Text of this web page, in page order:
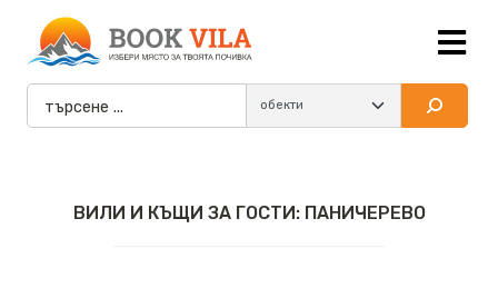
ВИЛИ И КЪЩИ ЗА ГОСТИ: ПАНИЧЕРЕВО